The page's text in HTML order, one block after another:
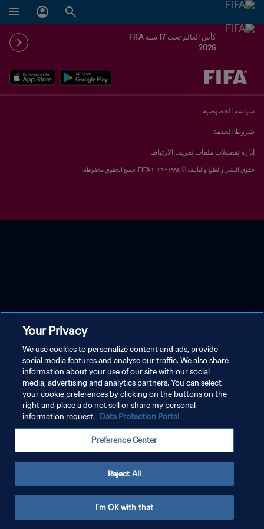
كأس العالم تحت 17 سنة FIFA
2026
يُحدَّد لاحقاً ضد يُحدَّد لاحقاً
سياسة الخصوصية
شروط الخدمة
إدارة تفضيلات ملفات تعريف الارتباط
حقوق النشر والطبع والتأليف © ١٩٩٤ - ٢٠٢٦ FIFA. جميع الحقوق محفوظة.
Your Privacy
We use cookies to personalize content and ads, provide
social media features and analyse our traffic. We also share
information about your use of our site with our social
media, advertising and analytics partners. You can select
your cookie preferences by clicking on the buttons on the
right and place a do not sell or share my personal
information request. Data Protection Portal
Preference Center
Reject All
I'm OK with that